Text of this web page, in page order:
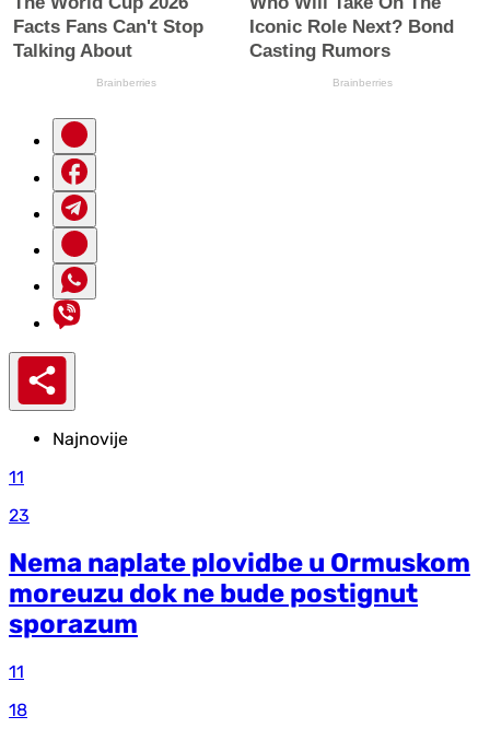
Najnovije
11
23
Nema naplate plovidbe u Ormuskom
moreuzu dok ne bude postignut
sporazum
11
18